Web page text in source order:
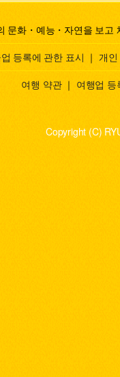
문화・예능・자연을 보고
등록에 관한 표시 ｜ 개
여행 약관 ｜ 여행업 등
Copyright (C)